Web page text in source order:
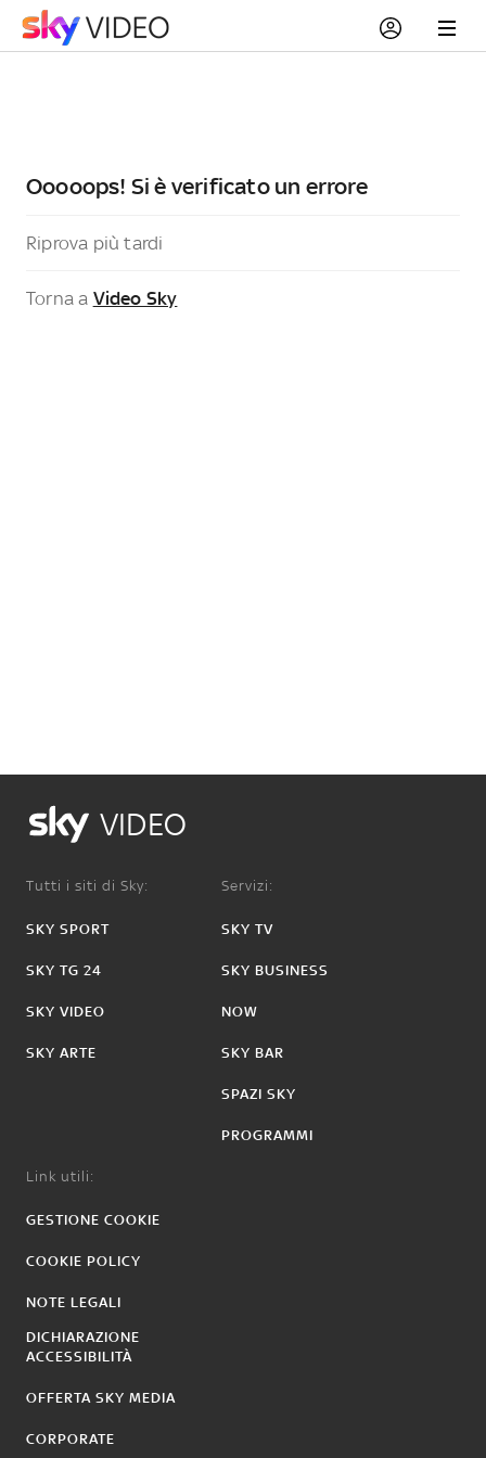
Ooooops! Si è verificato un errore
Riprova più tardi
Torna a Video Sky
VIDEO
Tutti i siti di Sky:
SKY SPORT
SKY TG 24
SKY VIDEO
SKY ARTE
Servizi:
SKY TV
SKY BUSINESS
NOW
SKY BAR
SPAZI SKY
PROGRAMMI
Link utili:
GESTIONE COOKIE
COOKIE POLICY
NOTE LEGALI
DICHIARAZIONE
ACCESSIBILITÀ
OFFERTA SKY MEDIA
CORPORATE